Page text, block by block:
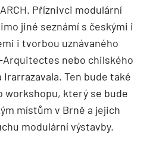
Příznivci modulární
jiné seznámí s českými i
i tvorbou uznávaného
nebo chilského
Ten bude také
workshopu, který se bude
místům v Brně a jejich
modulární výstavby.